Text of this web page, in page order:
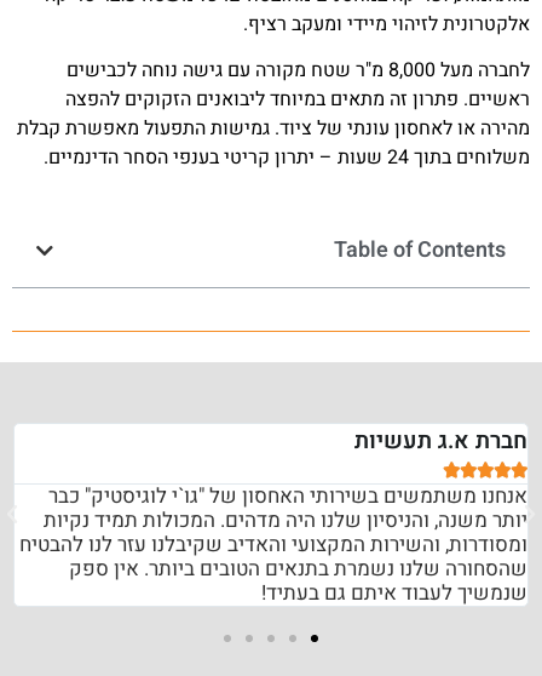
אלקטרונית לזיהוי מיידי ומעקב רציף.
לחברה מעל 8,000 מ"ר שטח מקורה עם גישה נוחה לכבישים
ראשיים. פתרון זה מתאים במיוחד ליבואנים הזקוקים להפצה
מהירה או לאחסון עונתי של ציוד. גמישות התפעול מאפשרת קבלת
משלוחים בתוך 24 שעות – יתרון קריטי בענפי הסחר הדינמיים.
Table of Contents
חברת א.ג תעשיות





אנחנו משתמשים בשירותי האחסון של "גו`י לוגיסטיק" כבר
יותר משנה, והניסיון שלנו היה מדהים. המכולות תמיד נקיות
ומסודרות, והשירות המקצועי והאדיב שקיבלנו עזר לנו להבטיח
שהסחורה שלנו נשמרת בתנאים הטובים ביותר. אין ספק
שנמשיך לעבוד איתם גם בעתיד!